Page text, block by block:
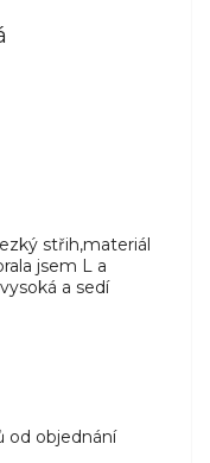
střih,materiál
jsem L a
a sedí
od objednání